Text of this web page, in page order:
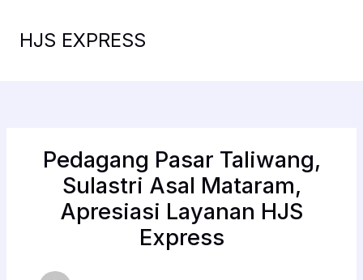
kontenHJS EXPRESS
Pedagang Pasar Taliwang,
Sulastri Asal Mataram,
Apresiasi Layanan HJS
Express